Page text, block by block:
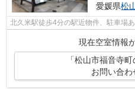
愛媛県松
北久米駅徒歩4分の駅近物件、駐車場
現在空室情報
「松山市福音寺
お問い合わ